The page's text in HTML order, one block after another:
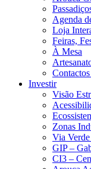
Agenda
Loja
Feiras,
À Mesa
Investir
Visão
Zonas
Via
GIP –
CI3 –